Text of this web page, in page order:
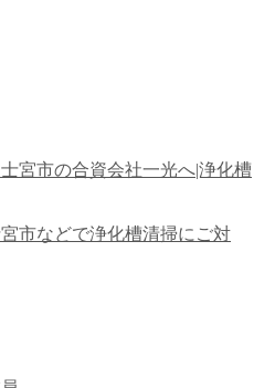
市などで浄化槽清掃にご対